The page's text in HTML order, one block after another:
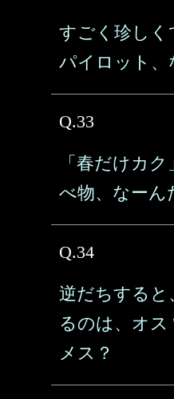
すごく珍しく
パイロット、
Q.33
「春だけカ
べ物、なーん
Q.34
逆だちすると
るのは、オス
メス？